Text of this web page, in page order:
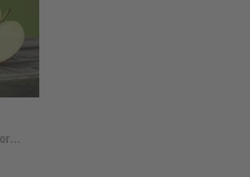
Der Liebling Kl.1, Apfelsorte Elstar